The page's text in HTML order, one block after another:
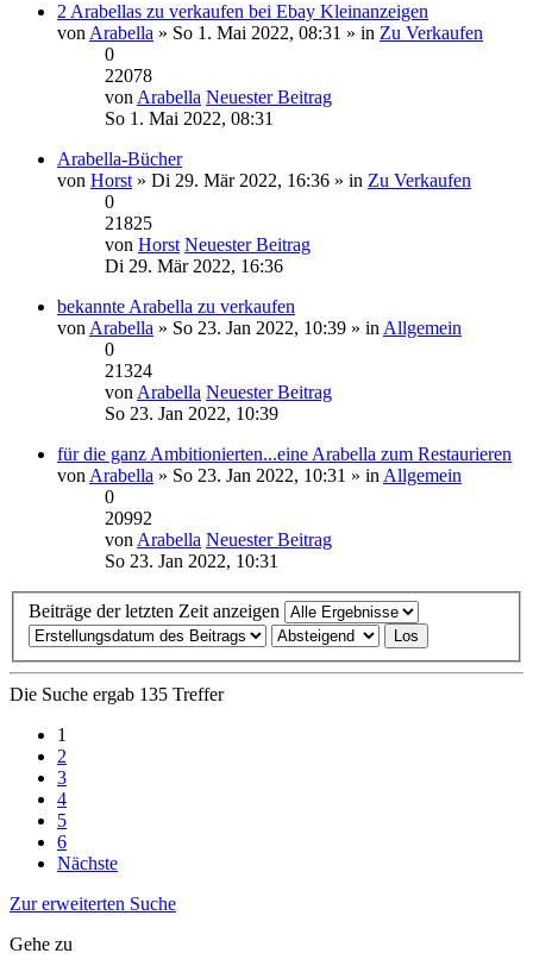
2 Arabellas zu verkaufen bei Ebay Kleinanzeigen
von Arabella » So 1. Mai 2022, 08:31 » in Zu Verkaufen
0
22078
von Arabella Neuester Beitrag
So 1. Mai 2022, 08:31
Arabella-Bücher
von Horst » Di 29. Mär 2022, 16:36 » in Zu Verkaufen
0
21825
von Horst Neuester Beitrag
Di 29. Mär 2022, 16:36
bekannte Arabella zu verkaufen
von Arabella » So 23. Jan 2022, 10:39 » in Allgemein
0
21324
von Arabella Neuester Beitrag
So 23. Jan 2022, 10:39
für die ganz Ambitionierten...eine Arabella zum Restaurieren
von Arabella » So 23. Jan 2022, 10:31 » in Allgemein
0
20992
von Arabella Neuester Beitrag
So 23. Jan 2022, 10:31
Beiträge der letzten Zeit anzeigen
Die Suche ergab 135 Treffer
1
2
3
4
5
6
Nächste
Zur erweiterten Suche
Gehe zu